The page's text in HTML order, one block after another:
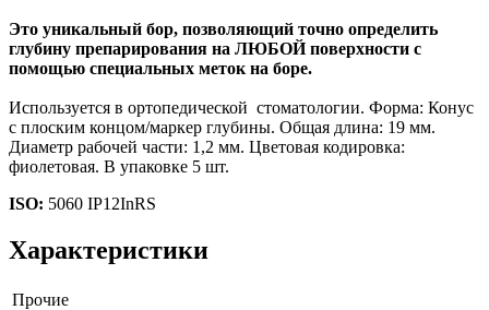
Это уникальный бор, позволяющий точно определить
глубину препарирования на ЛЮБОЙ поверхности с
помощью специальных меток на боре.
Используется в ортопедической стоматологии. Форма: Конус
с плоским концом/маркер глубины. Общая длина: 19 мм.
Диаметр рабочей части: 1,2 мм. Цветовая кодировка:
фиолетовая. В упаковке 5 шт.
ISO: 5060 IP12InRS
Характеристики
Прочие